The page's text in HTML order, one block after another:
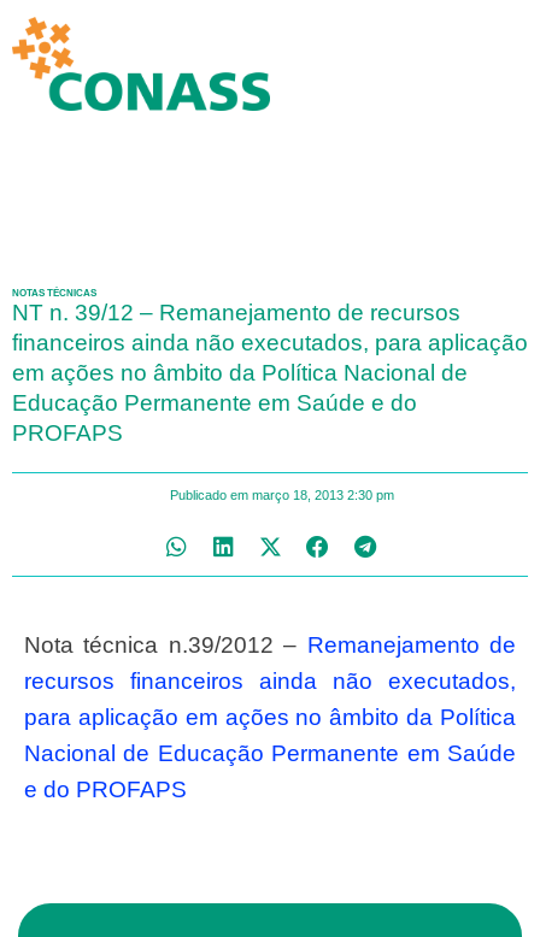
NOTAS TÉCNICAS
NT n. 39/12 – Remanejamento de recursos
financeiros ainda não executados, para aplicação
em ações no âmbito da Política Nacional de
Educação Permanente em Saúde e do
PROFAPS
Publicado em março 18, 2013 2:30 pm
Nota técnica n.39/2012 – Remanejamento de
recursos financeiros ainda não executados,
para aplicação em ações no âmbito da Política
Nacional de Educação Permanente em Saúde
e do PROFAPS